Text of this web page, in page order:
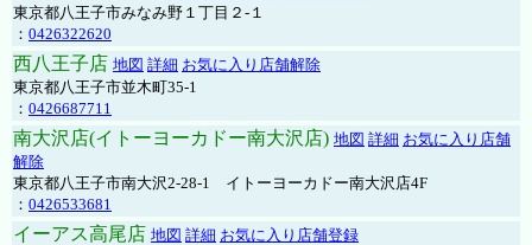
東京都八王子市みなみ野１丁目２-１
： 0426322620
西八王子店 地図 詳細 お気に入り店舗解除
東京都八王子市並木町35-1
： 0426687711
南大沢店(イトーヨーカドー南大沢店) 地図 詳細 お気に入り店舗
解除
東京都八王子市南大沢2-28-1 イトーヨーカドー南大沢店4F
： 0426533681
イーアス高尾店 地図 詳細 お気に入り店舗登録